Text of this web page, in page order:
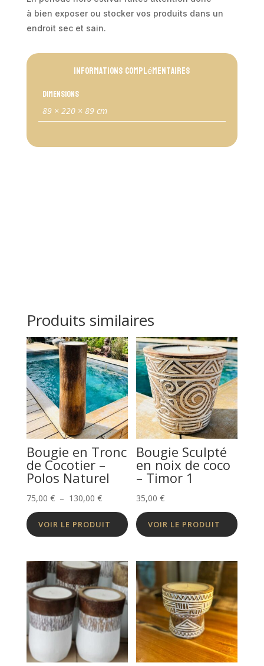
à bien exposer ou stocker vos produits dans un
endroit sec et sain.
Informations complémentaires
Dimensions
89 × 220 × 89 cm
Produits similaires
Bougie en Tronc
de Cocotier –
Polos Naturel
75,00 € – 130,00 €Plage
de
prix :
à
130,00 €
VOIR LE PRODUIT
Bougie Sculpté
en noix de coco
– Timor 1
35,00€
VOIR LE PRODUIT